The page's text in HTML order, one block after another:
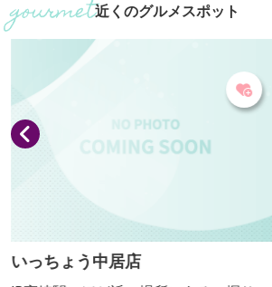
代、日光例幣使道の一番目の宿場町とし
て賑わった玉村宿の中心地にあり、地元
はもとより多くの方に親しまれていま
す。最近は、パワースポットとして人気
上昇中です。 敷地内には、Ｖ字型に育っ
た珍しい松である「昇龍・勝運の松」が
あります。必勝祈願の松として奉られ
近くのグルメスポット
いっちょう中居店